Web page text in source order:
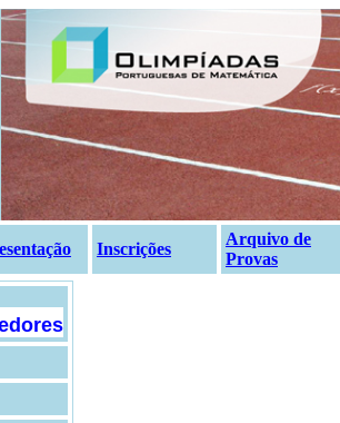
Inscrições
Arquivo de
Provas